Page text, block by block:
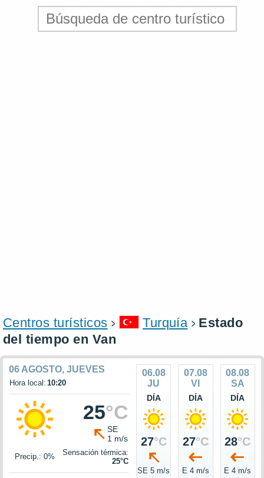
Centros turísticos Turquía
Estado
del tiempo en Van
06 AGOSTO, JUEVES
Hora local: 10:20
25°C
SE
1 m/s
Precip.: 0%
Sensación térmica:
25°C
06.08
JU
DÍA
27°C
SE 5 m/s
07.08
VI
DÍA
27°C
E 4 m/s
08.08
SA
DÍA
28°C
E 4 m/s